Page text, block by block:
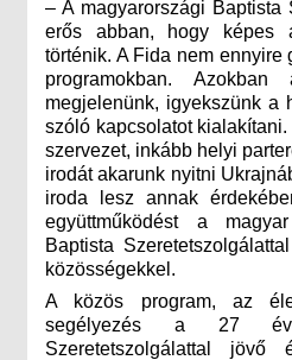
– A magyarországi Baptista
erős abban, hogy képes
történik. A Fida nem ennyire
programokban.
megjelenünk, igyekszünk a
szóló kapcsolatot
szervezet, inkább helyi
irodát akarunk nyitni
iroda lesz annak
együttműködést a
Baptista
közösségekkel.
A közös program, az
segélyezés a 27
Szeretetszolgálattal